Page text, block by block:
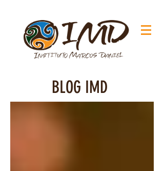
BLOG IMD